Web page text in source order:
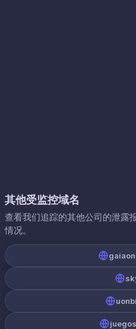
其他受监控域名
查看我们追踪的其他公司的泄露
情况。